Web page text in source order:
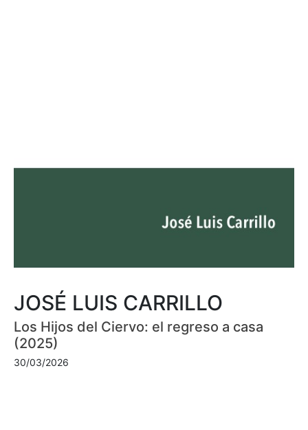
JOSÉ LUIS CARRILLO
Los Hijos del Ciervo: el regreso a casa
(2025)
30/03/2026